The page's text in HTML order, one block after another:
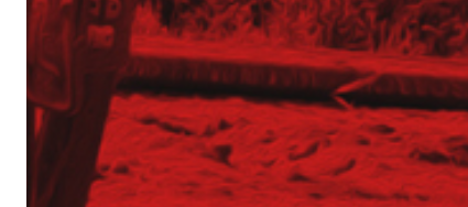
Galeria z otwarcia Bazy Sprzętu TERGON
Nasz najnowszy folder
Strona główna
Aktualności
Dotacje